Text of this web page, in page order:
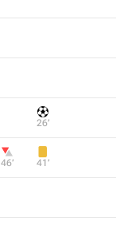
26‎’‎
41‎’‎
46‎’‎